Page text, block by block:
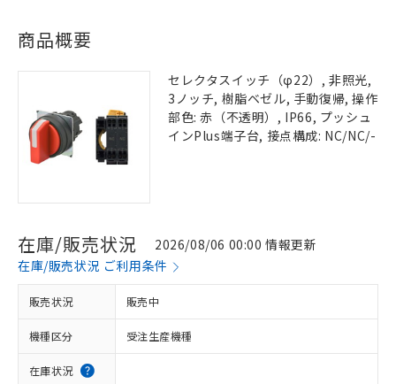
商品概要
セレクタスイッチ（φ22）, 非照光,
3ノッチ, 樹脂ベゼル, 手動復帰, 操作
部色: 赤（不透明）, IP66, プッシュ
インPlus端子台, 接点構成: NC/NC/-
在庫/販売状況
2026/08/06 00:00 情報更新
在庫/販売状況 ご利用条件
販売状況 販売中
機種区分 受注生産機種
在庫状況